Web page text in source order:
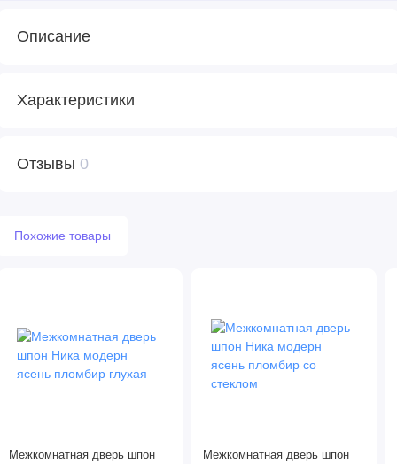
Описание
Характеристики
Отзывы 0
Похожие товары
Межкомнатная дверь шпон
Межкомнатная дверь шпон